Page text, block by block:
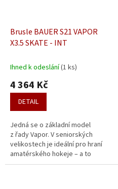
Brusle BAUER S21 VAPOR
X3.5 SKATE - INT
Ihned k odeslání(1 ks)
4 364 Kč
DETAIL
Jedná se o základní model
z řady Vapor. V seniorských
velikostech je ideální pro hraní
amatérského hokeje – a to
spíše méně často, přibližně